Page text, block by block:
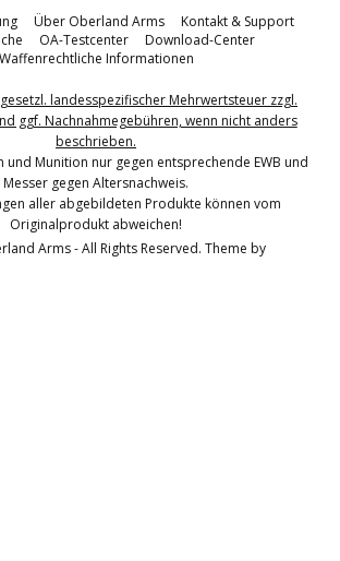
Über Oberland Arms
Kontakt & Support
OA-Testcenter
Download-Center
Waffenrechtliche Informationen
landesspezifischer Mehrwertsteuer zzgl.
ggf. Nachnahmegebühren, wenn nicht anders
beschrieben.
und Munition nur gegen entsprechende EWB und
Messer gegen Altersnachweis.
aller abgebildeten Produkte können vom
Originalprodukt abweichen!
Arms - All Rights Reserved. Theme by